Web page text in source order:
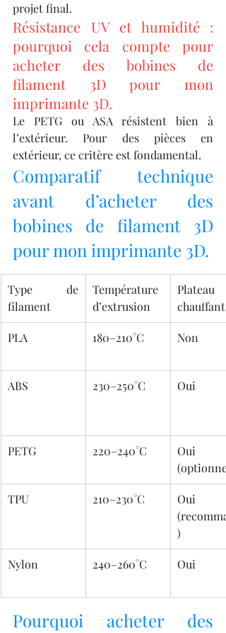
projet final.
Résistance UV et humidité :
pourquoi cela compte pour
acheter des bobines de
filament 3D pour mon
imprimante 3D.
Le PETG ou ASA résistent bien à
l’extérieur. Pour des pièces en
extérieur, ce critère est fondamental.
Comparatif technique
avant d’acheter des
bobines de filament 3D
pour mon imprimante 3D.
Type de
filament
Température
d’extrusion
Plateau
chauffant
PLA 180–210°C Non
ABS 230–250°C Oui
PETG 220–240°C
Oui
TPU 210–230°C
Oui
)
Nylon 240–260°C Oui
Pourquoi acheter des